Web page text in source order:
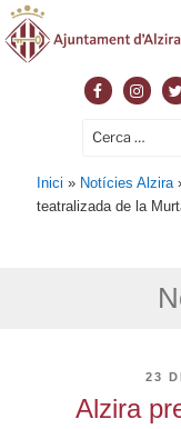
Facebook
Cerca:
Inici » Notícies Alzira
teatralizada de la
23
Alzira